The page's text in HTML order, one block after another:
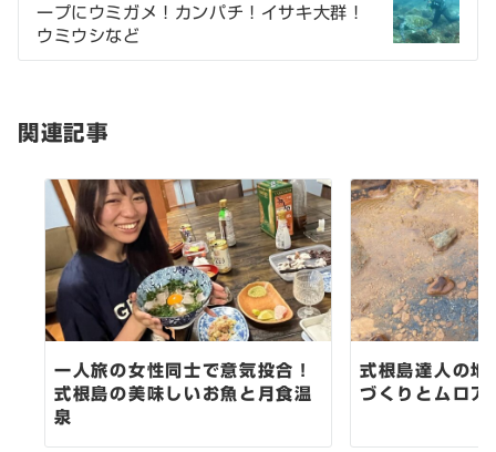
ゲ
ー
ョ
ープにウミガメ！カンパチ！イサキ大群！
ウミウシなど
関連記事
一人旅の女性同士で意気投合！
式根島の美味しいお魚と月食温
泉
式根島達人の地
づくりとムロア